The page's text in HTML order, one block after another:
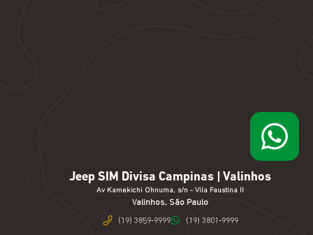
Jeep SIM Divisa Campinas | Valinhos
Av Kamekichi Ohnuma, s/n - Vila Faustina II
Valinhos, São Paulo
(19) 3859-9999 (19) 3801-9999